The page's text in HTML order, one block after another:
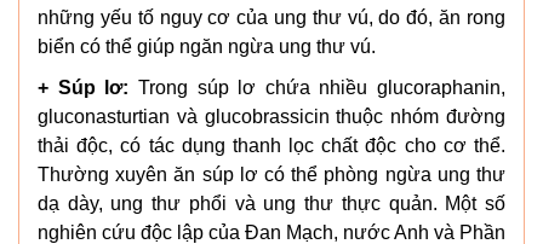
những yếu tố nguy cơ của ung thư vú, do đó, ăn rong
biển có thể giúp ngăn ngừa ung thư vú.
+ Súp lơ: Trong súp lơ chứa nhiều glucoraphanin,
gluconasturtian và glucobrassicin thuộc nhóm đường
thải độc, có tác dụng thanh lọc chất độc cho cơ thể.
Thường xuyên ăn súp lơ có thể phòng ngừa ung thư
dạ dày, ung thư phổi và ung thư thực quản. Một số
nghiên cứu độc lập của Đan Mạch, nước Anh và Phần